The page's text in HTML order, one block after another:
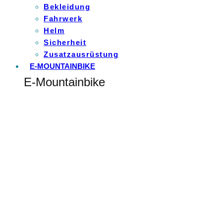
Bekleidung
Fahrwerk
Helm
Sicherheit
Zusatzausrüstung
E-MOUNTAINBIKE
E-Mountainbike